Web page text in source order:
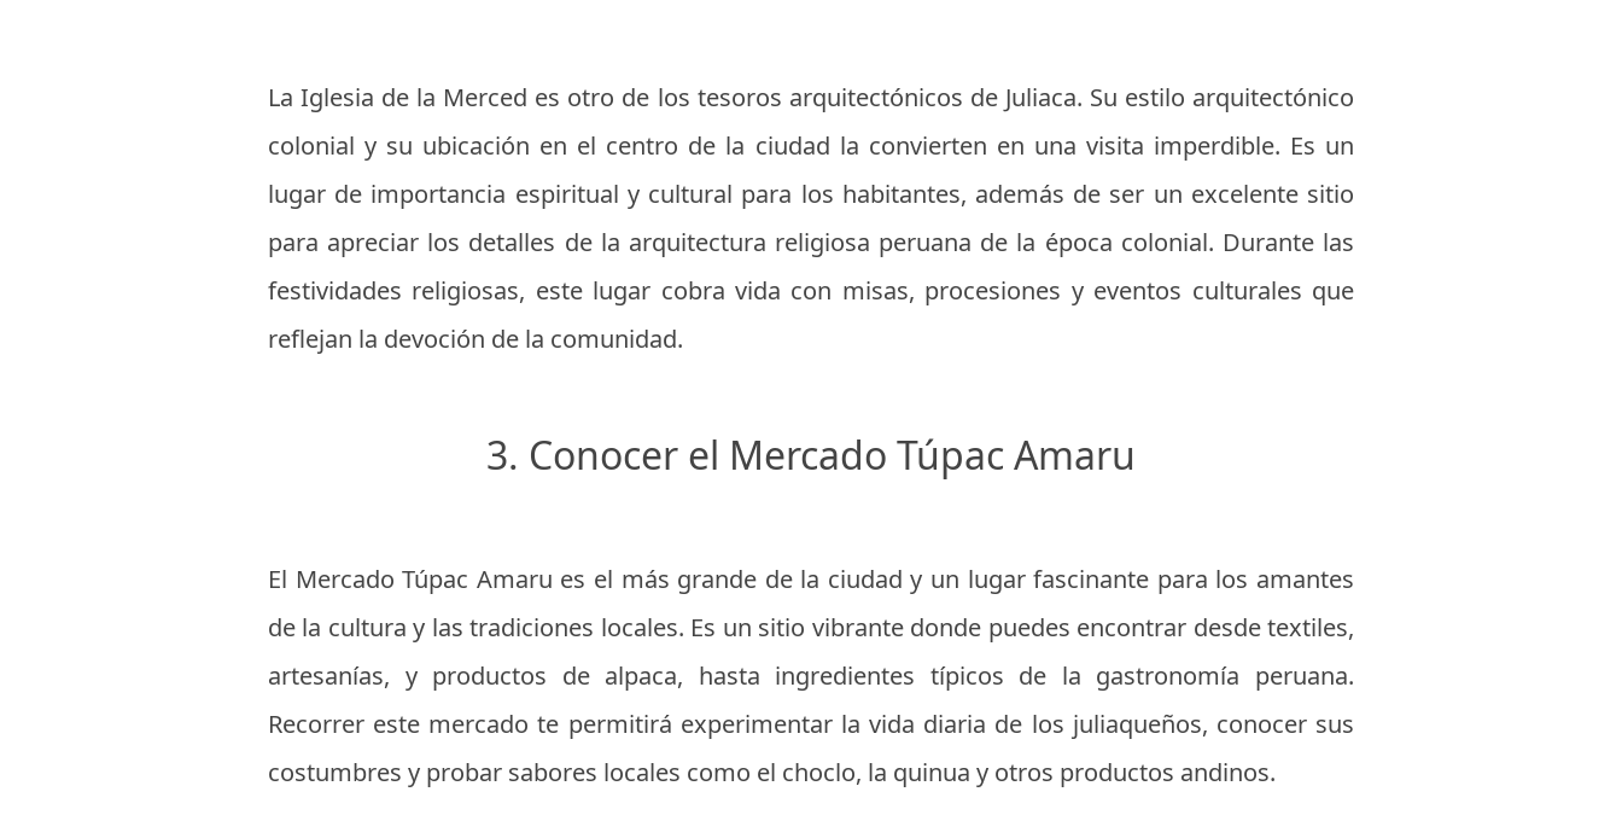
La Iglesia de la Merced es otro de los tesoros arquitectónicos de Juliaca. Su estilo arquitectónico
colonial y su ubicación en el centro de la ciudad la convierten en una visita imperdible. Es un
lugar de importancia espiritual y cultural para los habitantes, además de ser un excelente sitio
para apreciar los detalles de la arquitectura religiosa peruana de la época colonial. Durante las
festividades religiosas, este lugar cobra vida con misas, procesiones y eventos culturales que
reflejan la devoción de la comunidad.
3. Conocer el Mercado Túpac Amaru
El Mercado Túpac Amaru es el más grande de la ciudad y un lugar fascinante para los amantes
de la cultura y las tradiciones locales. Es un sitio vibrante donde puedes encontrar desde textiles,
artesanías, y productos de alpaca, hasta ingredientes típicos de la gastronomía peruana.
Recorrer este mercado te permitirá experimentar la vida diaria de los juliaqueños, conocer sus
costumbres y probar sabores locales como el choclo, la quinua y otros productos andinos.